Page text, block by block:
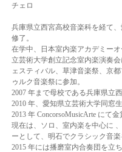
チェロ
兵庫県立西宮高校音楽科を経て
修了。
在学中、日本室内楽アカデミー
立芸術大学創立記念室内楽演奏
ェスティバル、草津音楽祭、京
ゥルク音楽祭に参加。
2007 年まで母校である兵庫県立
2010 年、愛知県立芸術大学同窓
2013 年 ConcorsoMusicArte にて金
現在は、ソロ、室内楽を中心に
ーとして、明石でクラシック音楽
2015 年には播磨室内合奏団を立